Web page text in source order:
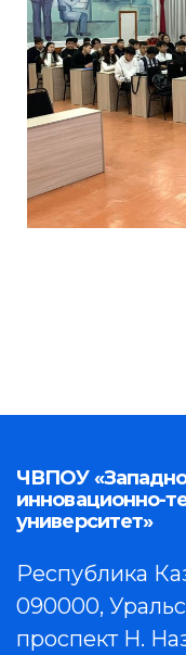
ЧВПОУ
инновационно-
университет»
Республика
090000,
проспект Н.